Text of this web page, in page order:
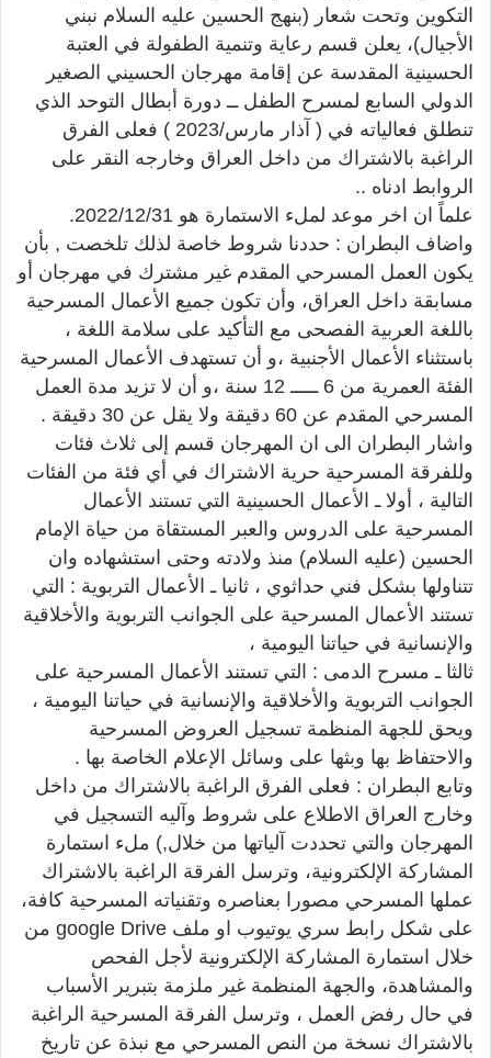
التكوين وتحت شعار (بنهج الحسين عليه السلام نبني
الأجيال)، يعلن قسم رعاية وتنمية الطفولة في العتبة
الحسينية المقدسة عن إقامة مهرجان الحسيني الصغير
الدولي السابع لمسرح الطفل ــ دورة أبطال التوحد الذي
تنطلق فعالياته في ( آذار مارس/2023 ) فعلى الفرق
الراغبة بالاشتراك من داخل العراق وخارجه النقر على
الروابط ادناه ..
علماً ان اخر موعد لملء الاستمارة هو 2022/12/31.
واضاف البطران : حددنا شروط خاصة لذلك تلخصت , بأن
يكون العمل المسرحي المقدم غير مشترك في مهرجان أو
مسابقة داخل العراق، وأن تكون جميع الأعمال المسرحية
باللغة العربية الفصحى مع التأكيد على سلامة اللغة ،
باستثناء الأعمال الأجنبية ،و أن تستهدف الأعمال المسرحية
الفئة العمرية من 6 ـــــ 12 سنة ،و أن لا تزيد مدة العمل
المسرحي المقدم عن 60 دقيقة ولا يقل عن 30 دقيقة .
واشار البطران الى ان المهرجان قسم إلى ثلاث فئات
وللفرقة المسرحية حرية الاشتراك في أي فئة من الفئات
التالية ، أولا ـ الأعمال الحسينية التي تستند الأعمال
المسرحية على الدروس والعبر المستقاة من حياة الإمام
الحسين (عليه السلام) منذ ولادته وحتى استشهاده وان
تتناولها بشكل فني حداثوي ، ثانيا ـ الأعمال التربوية : التي
تستند الأعمال المسرحية على الجوانب التربوية والأخلاقية
والإنسانية في حياتنا اليومية ،
ثالثا ـ مسرح الدمى : التي تستند الأعمال المسرحية على
الجوانب التربوية والأخلاقية والإنسانية في حياتنا اليومية ،
ويحق للجهة المنظمة تسجيل العروض المسرحية
والاحتفاظ بها وبثها على وسائل الإعلام الخاصة بها .
وتابع البطران : فعلى الفرق الراغبة بالاشتراك من داخل
وخارج العراق الاطلاع على شروط وآليه التسجيل في
المهرجان والتي تحددت آلياتها من خلال,) ملء استمارة
المشاركة الإلكترونية، وترسل الفرقة الراغبة بالاشتراك
عملها المسرحي مصورا بعناصره وتقنياته المسرحية كافة،
على شكل رابط سري يوتيوب او ملف google Drive من
خلال استمارة المشاركة الإلكترونية لأجل الفحص
والمشاهدة، والجهة المنظمة غير ملزمة بتبرير الأسباب
في حال رفض العمل ، وترسل الفرقة المسرحية الراغبة
بالاشتراك نسخة من النص المسرحي مع نبذة عن تاريخ